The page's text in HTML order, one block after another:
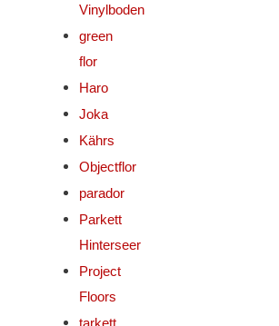
Vinylboden
green
flor
Haro
Joka
Kährs
Objectflor
parador
Parkett
Hinterseer
Project
Floors
tarkett